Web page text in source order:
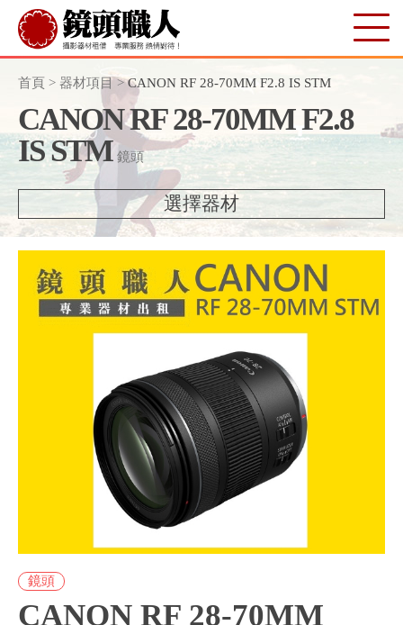
首頁 > 器材項目 >CANON RF 28-70MM F2.8 IS STM
CANON RF 28-70MM F2.8
IS STM 鏡頭
選擇器材
鏡頭
CANON RF 28-70MM